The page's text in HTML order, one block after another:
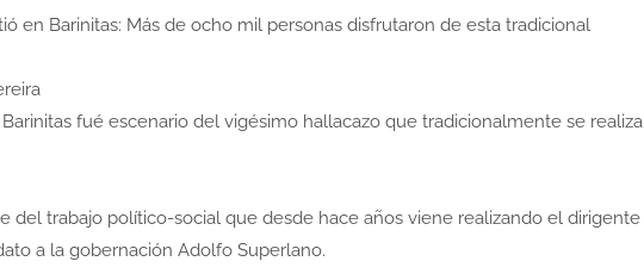
en Barinitas: Más de ocho mil personas disfrutaron de esta tradicional
fué escenario del vigésimo hallacazo que tradicionalmente se realiza
del trabajo político-social que desde hace años viene realizando el dirigente
a la gobernación Adolfo Superlano.